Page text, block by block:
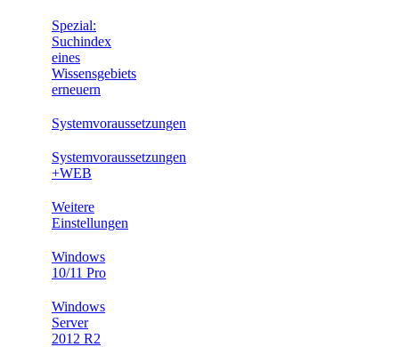
Spezial:
Suchindex
eines
Wissensgebiets
erneuern
Systemvoraussetzungen
Systemvoraussetzungen
+WEB
Weitere
Einstellungen
Windows
10/11 Pro
Windows
Server
2012 R2